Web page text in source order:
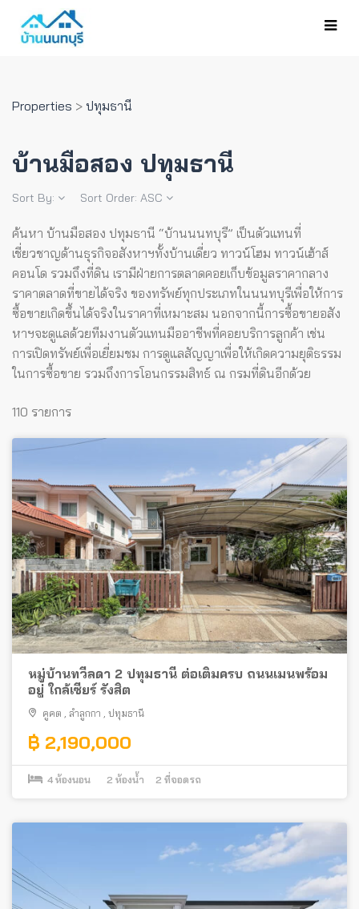
Properties > ปทุมธานี
บ้านมือสอง ปทุมธานี
Sort By: Sort Order: ASC
ค้นหา บ้านมือสอง ปทุมธานี “บ้านนนทบุรี” เป็นตัวแทนที่
เชี่ยวชาญด้านธุรกิจอสังหาฯทั้งบ้านเดี่ยว ทาวน์โฮม ทาวน์เฮ้าส์
คอนโด รวมถึงที่ดิน เรามีฝ่ายการตลาดคอยเก็บข้อมูลราคากลาง
ราคาตลาดที่ขายได้จริง ของทรัพย์ทุกประเภทในนนทบุรีเพื่อให้การ
ซื้อขายเกิดขึ้นได้จริงในราคาที่เหมาะสม นอกจากนี้การซื้อขายอสัง
หาฯจะดูแลด้วยทีมงานตัวแทนมืออาชีพที่คอยบริการลูกค้า เช่น
การเปิดทรัพย์เพื่อเยี่ยมชม การดูแลสัญญาเพื่อให้เกิดความยุติธรรม
ในการซื้อขาย รวมถึงการโอนกรรมสิทธ์ ณ กรมที่ดินอีกด้วย
110 รายการ
หมู่บ้านทวีลดา 2 ปทุมธานี ต่อเติมครบ ถนนเมนพร้อม
อยู่ ใกล้เซียร์ รังสิต
คูคต , ลำลูกกา , ปทุมธานี
฿ 2,190,000
4 ห้องนอน 2 ห้องน้ำ 2 ที่จอดรถ